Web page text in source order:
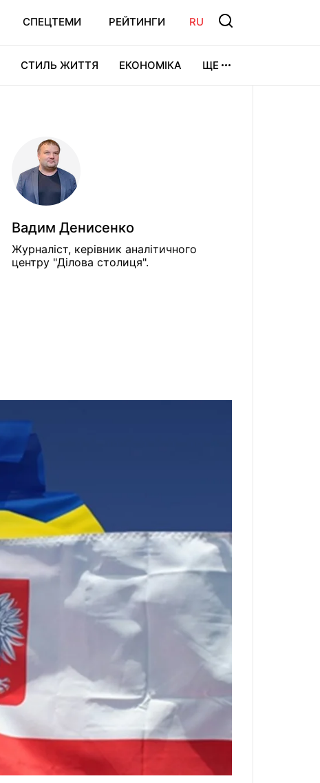
СПЕЦТЕМИ РЕЙТИНГИ RU
СТИЛЬ ЖИТТЯ ЕКОНОМІКА ЩЕ
Вадим Денисенко
Журналіст, керівник аналітичного
центру "Ділова столиця".